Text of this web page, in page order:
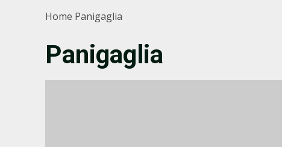
Home Panigaglia
Panigaglia